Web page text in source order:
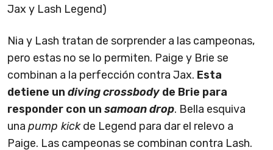
Jax y Lash Legend)
Nia y Lash tratan de sorprender a las campeonas,
pero estas no se lo permiten. Paige y Brie se
combinan a la perfección contra Jax. Esta
detiene un diving crossbody de Brie para
responder con un samoan drop. Bella esquiva
una pump kickde Legend para dar el relevo a
Paige. Las campeonas se combinan contra Lash.